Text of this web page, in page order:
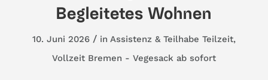
Begleitetes Wohnen
10. Juni 2026 / in Assistenz & Teilhabe Teilzeit,
Vollzeit Bremen - Vegesack ab sofort